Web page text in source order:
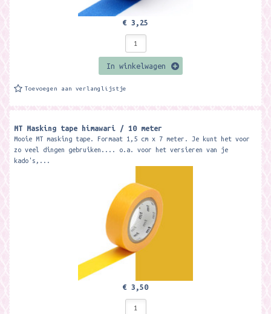
€ 3,25
In winkelwagen
Toevoegen aan verlanglijstje
MT Masking tape himawari / 10 meter
Mooie MT masking tape. Formaat 1,5 cm x 7 meter. Je kunt het voor
zo veel dingen gebruiken.... o.a. voor het versieren van je
kado's,...
€ 3,50